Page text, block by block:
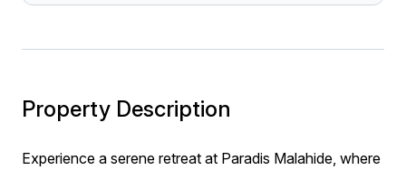
Property Description
Experience a serene retreat at Paradis Malahide, where